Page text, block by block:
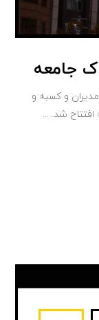
جامعه
و کسبه و
شد. ...